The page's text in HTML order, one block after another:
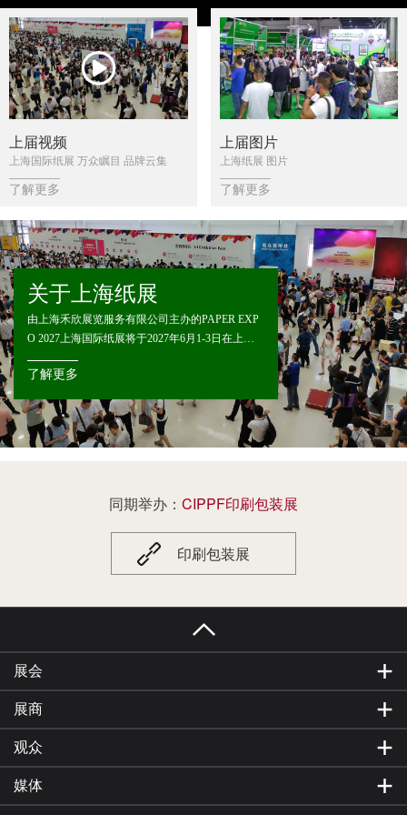
上届视频
上海国际纸展 万众瞩目 品牌云集
了解更多
上届图片
上海纸展 图片
了解更多
关于上海纸展
由上海禾欣展览服务有限公司主办的PAPER EXP
O 2027上海国际纸展将于2027年6月1-3日在上海
世博展览馆隆重举办，展会涵盖印刷包装用纸、
文化用纸、工业用纸、特种纸等各类纸张、制浆
产业链上下游，本届展会将整合禾欣展览国内外
市场资源，充分发挥国内超大规模市场优势和内
印、科教文化用品等纸张终端用户、造纸企业搭
建了“一站式”的纸业交流采购平台。
了解更多
同期举办： CIPPF印刷包装展
印刷包装展
展会
展商
观众
媒体